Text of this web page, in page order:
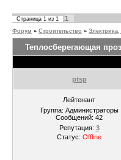
Страница 1 из 1 1
Форум » Строительство »
Теплосберегающая
ptsp
Лейтенант
Группа: Администраторы
Сообщений: 42
Репутация: 3
Статус: Offline